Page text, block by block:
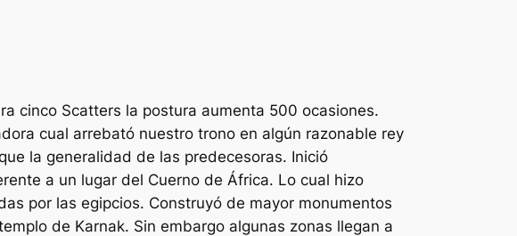
cinco Scatters la postura aumenta 500 ocasiones.
cual arrebató nuestro trono en algún razonable rey
la generalidad de las predecesoras. Inició
a un lugar del Cuerno de África. Lo cual hizo
por las egipcios. Construyó de mayor monumentos
de Karnak. Sin embargo algunas zonas llegan a